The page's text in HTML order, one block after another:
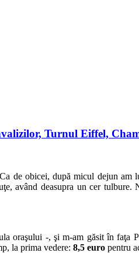
Turnul Eiffel,
de obicei, după micul dejun am
având deasupra un cer
oraşului -, şi m-am găsit în faţa
la prima vedere: 8,5 euro pentru